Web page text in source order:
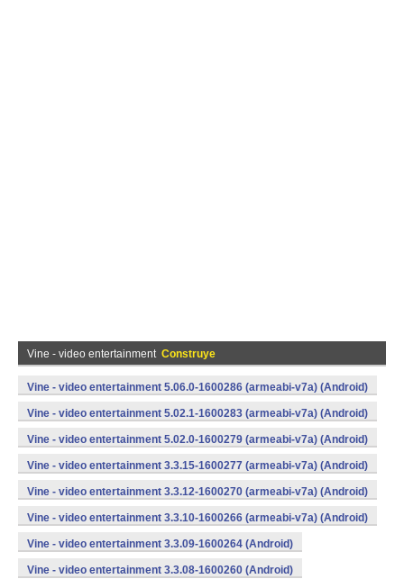
Vine - video entertainment Construye
Vine - video entertainment 5.06.0-1600286 (armeabi-v7a) (Android)
Vine - video entertainment 5.02.1-1600283 (armeabi-v7a) (Android)
Vine - video entertainment 5.02.0-1600279 (armeabi-v7a) (Android)
Vine - video entertainment 3.3.15-1600277 (armeabi-v7a) (Android)
Vine - video entertainment 3.3.12-1600270 (armeabi-v7a) (Android)
Vine - video entertainment 3.3.10-1600266 (armeabi-v7a) (Android)
Vine - video entertainment 3.3.09-1600264 (Android)
Vine - video entertainment 3.3.08-1600260 (Android)